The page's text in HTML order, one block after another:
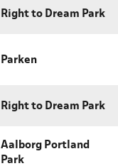
Right to Dream Park
Parken
Right to Dream Park
Aalborg Portland
Park